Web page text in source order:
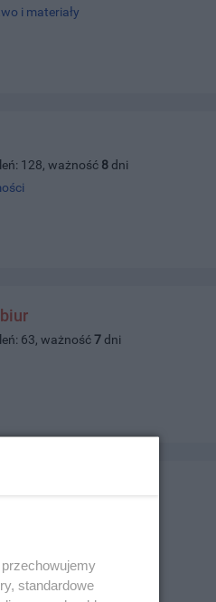
i materiały
128, ważność 8 dni
63, ważność7 dni
standardowe